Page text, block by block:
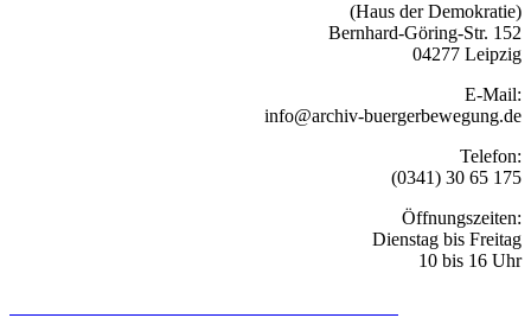
(Haus der Demokratie)
Bernhard-Göring-Str. 152
04277 Leipzig
E-Mail:
info@archiv-buergerbewegung.de
Telefon:
(0341) 30 65 175
Öffnungszeiten:
Dienstag bis Freitag
10 bis 16 Uhr